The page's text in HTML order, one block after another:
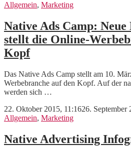
Allgemein, Marketing
Native Ads Camp:
stellt die Online-
Kopf
Das Native Ads Camp stellt am 10.
Werbebranche auf den Kopf. Auf der
werden sich …
22. Oktober 2015, 11:1626. September
Allgemein, Marketing
Native Advertising